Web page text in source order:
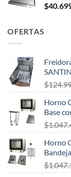
$
OFERTAS
$
Horno
Base
$
Horno
$